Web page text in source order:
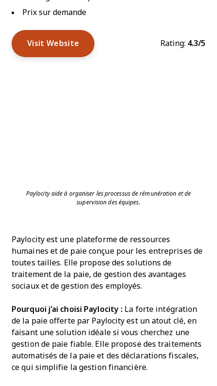
Prix sur demande
Visit Website Rating: 4.3/5
Paylocity aide à organiser les processus de rémunération et de
supervision des équipes.
Paylocity est une plateforme de ressources
humaines et de paie conçue pour les entreprises de
toutes tailles. Elle propose des solutions de
traitement de la paie, de gestion des avantages
sociaux et de gestion des employés.
Pourquoi j'ai choisi Paylocity : La forte intégration
de la paie offerte par Paylocity est un atout clé, en
faisant une solution idéale si vous cherchez une
gestion de paie fiable. Elle propose des traitements
automatisés de la paie et des déclarations fiscales,
ce qui simplifie la gestion financière.